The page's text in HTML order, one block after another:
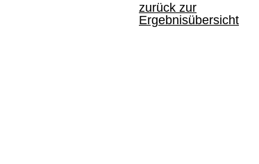
zurück zur
Ergebnisübersicht